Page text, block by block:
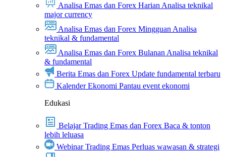
Analisa Emas dan Forex Harian Analisa teknikal
major currency
Analisa Emas dan Forex Mingguan Analisa
teknikal & fundamental
Analisa Emas dan Forex Bulanan Analisa teknikal
& fundamental
Berita Emas dan Forex Update fundamental terbaru
Kalender Ekonomi Pantau event ekonomi
Edukasi
Belajar Trading Emas dan Forex Baca & tonton
lebih leluasa
Webinar Trading Emas Perluas wawasan & strategi